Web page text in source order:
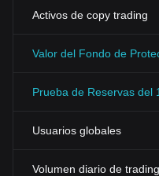
Activos de copy trading
Valor del Fondo de
Prueba de Reservas del
Usuarios globales
Volumen diario de trading